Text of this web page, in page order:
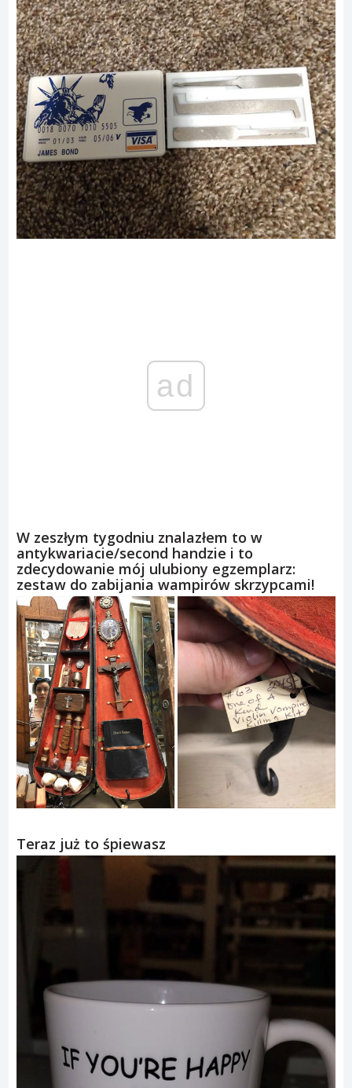
ad
W zeszłym tygodniu znalazłem to w
antykwariacie/second handzie i to
zdecydowanie mój ulubiony egzemplarz:
zestaw do zabijania wampirów skrzypcami!
Teraz już to śpiewasz